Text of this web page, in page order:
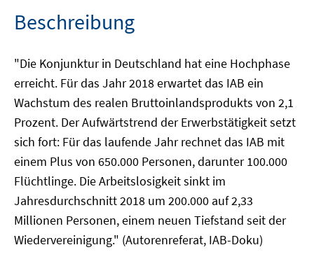
Beschreibung
"Die Konjunktur in Deutschland hat eine Hochphase
erreicht. Für das Jahr 2018 erwartet das IAB ein
Wachstum des realen Bruttoinlandsprodukts von 2,1
Prozent. Der Aufwärtstrend der Erwerbstätigkeit setzt
sich fort: Für das laufende Jahr rechnet das IAB mit
einem Plus von 650.000 Personen, darunter 100.000
Flüchtlinge. Die Arbeitslosigkeit sinkt im
Jahresdurchschnitt 2018 um 200.000 auf 2,33
Millionen Personen, einem neuen Tiefstand seit der
Wiedervereinigung." (Autorenreferat, IAB-Doku)